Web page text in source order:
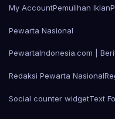
My AccountPemulihan Iklan
Pewarta Nasional
PewartaIndonesia.com |
Redaksi Pewarta Nasional
Social counter widgetText